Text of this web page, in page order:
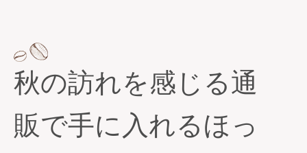
秋の訪れを感じる通
販で手に入れるほっ